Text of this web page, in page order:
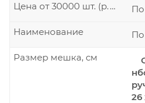
Цена от 30000 шт. (р./шт.)
Наименование
26
Размер мешка, см